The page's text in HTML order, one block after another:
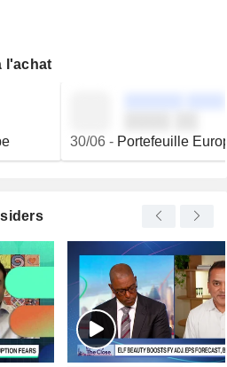
l'achat
30/06- Portefeuille